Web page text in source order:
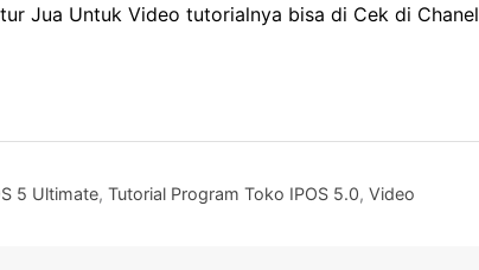
Jua Untuk Video tutorialnya bisa di Cek di Chanel
5 Ultimate,Tutorial Program Toko IPOS 5.0,Video